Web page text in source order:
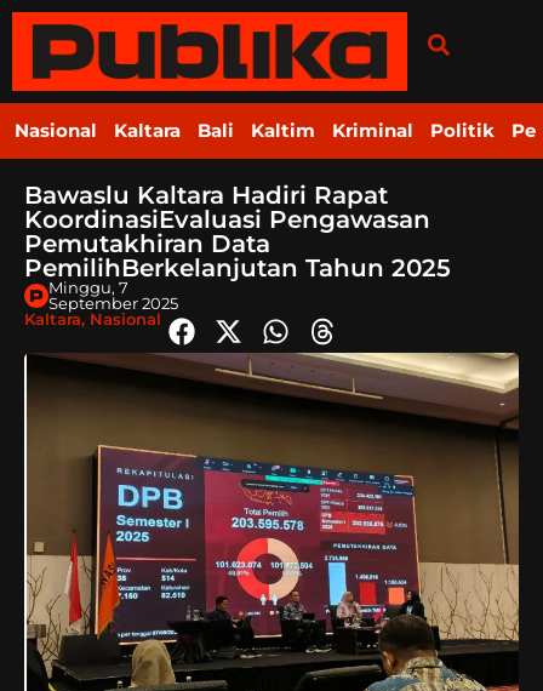
Nasional Kaltara Bali Kaltim Kriminal Politik
Bawaslu Kaltara Hadiri Rapat
KoordinasiEvaluasi Pengawasan
Pemutakhiran Data
PemilihBerkelanjutan Tahun 2025
Minggu, 7
September 2025
Kaltara, Nasional